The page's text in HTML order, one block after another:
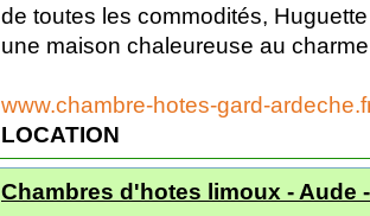
de toutes les commodités,
une maison chaleureuse au
www.chambre-hotes-gard-
LOCATION
Chambres d'hotes limoux - Aude